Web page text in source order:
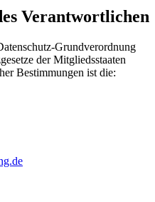
Verantwortlichen
Grundverordnung
der Mitgliedsstaaten
Bestimmungen ist die: